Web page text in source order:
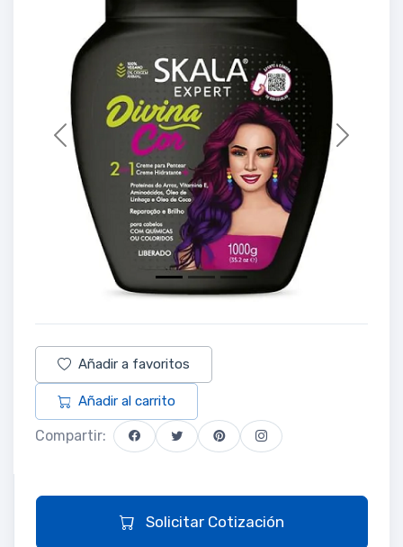
Previous Next
Añadir a favoritos
Añadir al carrito
Compartir:
Solicitar Cotización